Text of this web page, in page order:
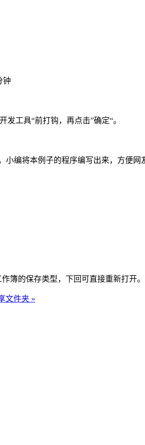
钟
发工具“前打钩，再点击”确定“。
编将本例子的程序编写出来，方便网
簿的保存类型，下回可直接重新打开。
文件夹 »